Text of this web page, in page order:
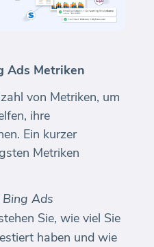
Ads Metriken
von Metriken, um
ihre
Ein kurzer
Metriken
Ads
Sie, wie viel Sie
haben und wie